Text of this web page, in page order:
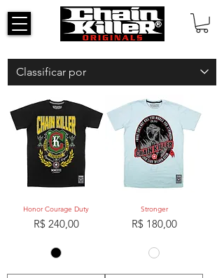
Honor Courage Duty
Preço
R$ 240,00
Stronger
Preço
R$ 180,00